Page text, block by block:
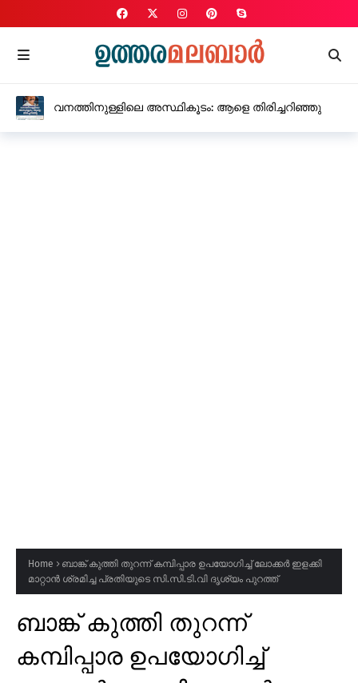
വനത്തിനുള്ളിലെ അസ്ഥികൂടം: ആളെ തിരിച്ചറിഞ്ഞു
Home
ബാങ്ക് കുത്തി തുറന്ന് കമ്പിപ്പാര ഉപയോഗിച്ച് ലോക്കർ ഇളക്കി
മാറ്റാൻ ശ്രമിച്ച പ്രതിയുടെ സി.സി.ടി.വി ദൃശ്യം പുറത്ത്
ബാങ്ക് കുത്തി തുറന്ന്
കമ്പിപ്പാര ഉപയോഗിച്ച്